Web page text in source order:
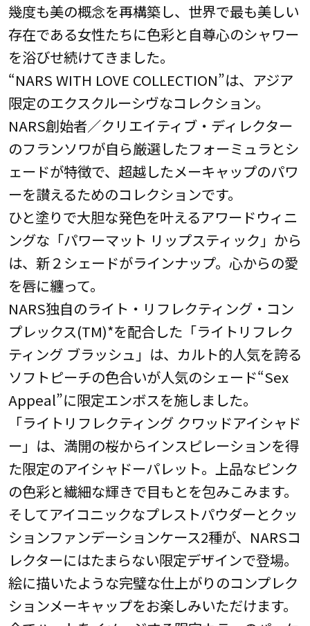
幾度も美の概念を再構築し、世界で最も美しい
存在である女性たちに色彩と自尊心のシャワー
を浴びせ続けてきました。
“NARS WITH LOVE COLLECTION”は、アジア
限定のエクスクルーシヴなコレクション。
NARS創始者／クリエイティブ・ディレクター
のフランソワが自ら厳選したフォーミュラとシ
ェードが特徴で、超越したメーキャップのパワ
ーを讃えるためのコレクションです。
ひと塗りで大胆な発色を叶えるアワードウィニ
ングな「パワーマット リップスティック」から
は、新２シェードがラインナップ。心からの愛
を唇に纏って。
NARS独自のライト・リフレクティング・コン
プレックス(TM)*を配合した「ライトリフレク
ティング ブラッシュ」は、カルト的人気を誇る
ソフトピーチの色合いが人気のシェード“Sex
Appeal”に限定エンボスを施しました。
「ライトリフレクティング クワッドアイシャド
ー」は、満開の桜からインスピレーションを得
た限定のアイシャドーパレット。上品なピンク
の色彩と繊細な輝きで目もとを包みこみます。
そしてアイコニックなプレストパウダーとクッ
ションファンデーションケース2種が、NARSコ
レクターにはたまらない限定デザインで登場。
絵に描いたような完璧な仕上がりのコンプレク
ションメーキャップをお楽しみいただけます。